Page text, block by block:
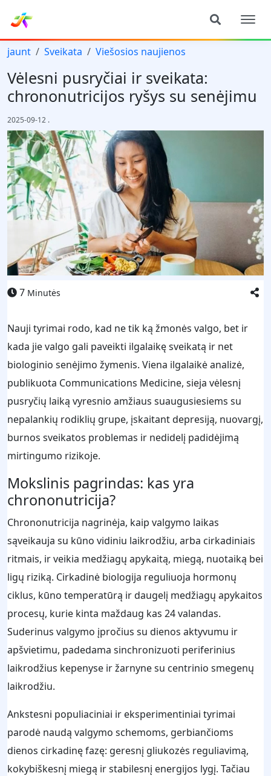
jaunt Sveikata Viešosios naujienos
Vėlesni pusryčiai ir sveikata:
chrononutricijos ryšys su senėjimu
2025-09-12 .
7 Minutės
Nauji tyrimai rodo, kad ne tik ką žmonės valgo, bet ir
kada jie valgo gali paveikti ilgalaikę sveikatą ir net
biologinio senėjimo žymenis. Viena ilgalaikė analizė,
publikuota Communications Medicine, sieja vėlesnį
pusryčių laiką vyresnio amžiaus suaugusiesiems su
nepalankių rodiklių grupe, įskaitant depresiją, nuovargį,
burnos sveikatos problemas ir nedidelį padidėjimą
mirtingumo rizikoje.
Mokslinis pagrindas: kas yra
chrononutricija?
Chrononutricija nagrinėja, kaip valgymo laikas
sąveikauja su kūno vidiniu laikrodžiu, arba cirkadiniais
ritmais, ir veikia medžiagų apykaitą, miegą, nuotaiką bei
ligų riziką. Cirkadinė biologija reguliuoja hormonų
ciklus, kūno temperatūrą ir daugelį medžiagų apykaitos
procesų, kurie kinta maždaug kas 24 valandas.
Suderinus valgymo įpročius su dienos aktyvumu ir
apšvietimu, padedama sinchronizuoti periferinius
laikrodžius kepenyse ir žarnyne su centrinio smegenų
laikrodžiu.
Ankstesni populiaciniai ir eksperimentiniai tyrimai
parodė naudą valgymo schemoms, gerbiančioms
dienos cirkadinę fazę: geresnį gliukozės reguliavimą,
kokybiškesnį miegą ir stabilesnį energijos lygį. Tačiau